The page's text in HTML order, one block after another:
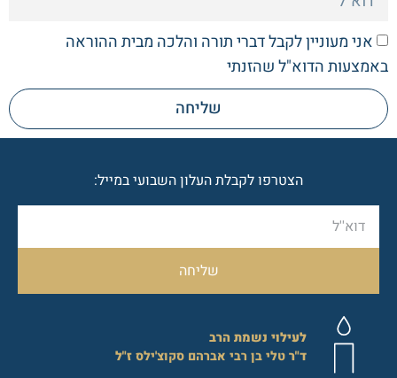
אני מעוניין לקבל דברי תורה והלכה מבית ההוראה
באמצעות הדוא"ל שהזנתי
שליחה
הצטרפו לקבלת העלון השבועי במייל:
שליחה
לעילוי נשמת הרב
ד"רטלי בן רבי אברהם סקוצ'ילסז"ל